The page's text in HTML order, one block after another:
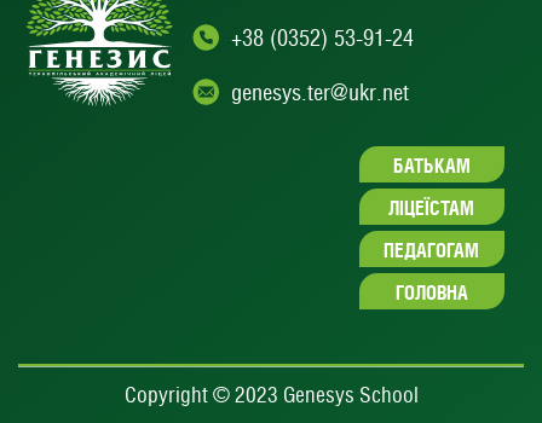
+38 (0352) 53-91-24
genesys.ter@ukr.net
БАТЬКАМ
ЛІЦЕЇСТАМ
ПЕДАГОГАМ
ГОЛОВНА
Copyright © 2023 Genesys School